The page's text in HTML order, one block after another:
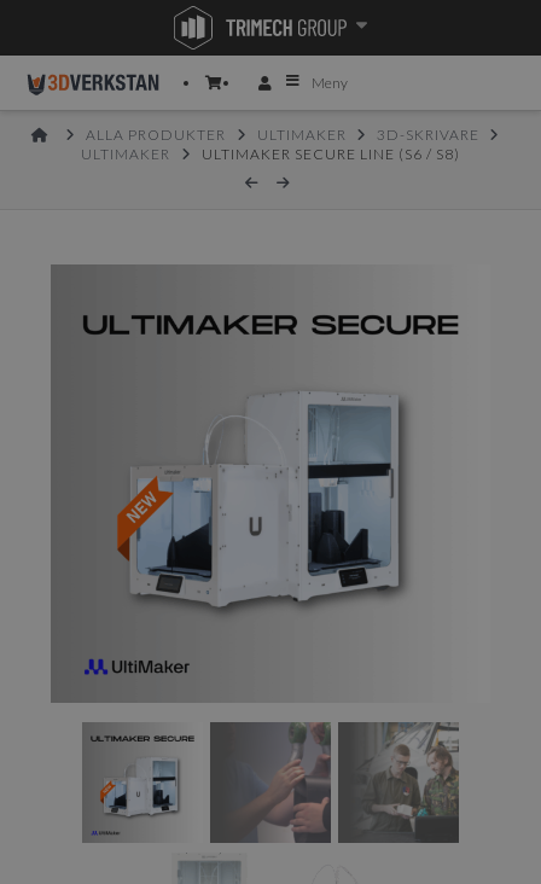
Meny
HOMEALLA PRODUKTER ULTIMAKER
3D-SKRIVARE
ULTIMAKER
ULTIMAKER SECURE LINE (S6 / S8)